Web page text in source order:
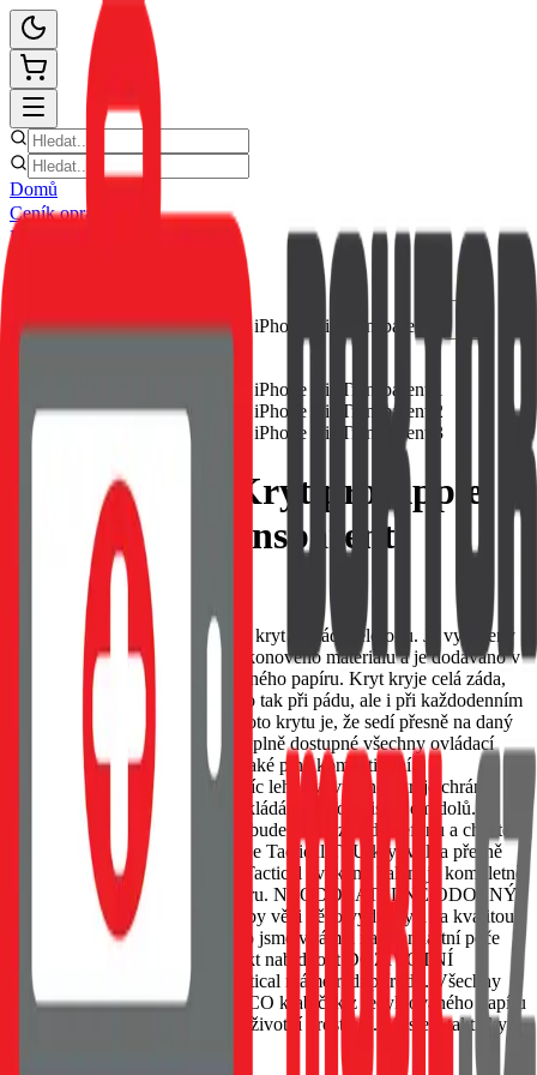
Domů
Ceník oprav
E-shop
Tactical TPU Kryt pro Apple
iPhone Air Transparent
8596311284601
Tactical TPU je tenký čirý TPU kryt na záda telefonu. Je vyrobený
z dokonale čirého pružného silikonového materiálu a je dodáváno v
ekologickém balení z recyklovaného papíru. Kryt kryje celá záda,
boky a rohy telefonu a chrání ho tak při pádu, ale i při každodenním
používání. Hlavním plusem tohoto krytu je, že sedí přesně na daný
typ telefonu a zároveň zůstávají plně dostupné všechny ovládací
prvky a konektory. Pouzdro je také plně kompatibilní s
bezdrátovými nabíječkami. Navíc lehce vyvýšené okraje chrání
displej telefonu v případě že pokládáte telefon displejem dolů.
Pokud preferujete kryt, který nebude rušit vzhled telefonu a chcete
aby byla vidět i barva telefonu, je Tactical TPU kryt volba přesně
pro vás. Navíc jak je u značky Tactical zvykem, balení je kompletně
vyrobeno z recyklovaného papíru. NEODOLATELNĚ ODOLNÝ
U nás v Tactical dbáme na to, aby věci něco vydržely a za kvalitou
svých výrobků si stojíme! Proto jsme v rámci nadstandartní péče
Tactical schopni na tento produkt nabídnout DOŽIVOTNÍ
ZÁRUKU. BE ECO My v Tactical máme rádi přírodu. Všechny
naše produkty jsou balené do ECO krabiček z recyklovaného papíru
tak, aby co nejméně zatěžovaly životní prostředí. Myslete takticky!